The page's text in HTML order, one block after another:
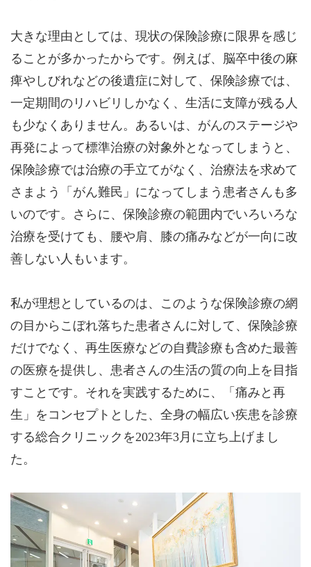
大きな理由としては、現状の保険診療に限界を感じ
ることが多かったからです。例えば、脳卒中後の麻
痺やしびれなどの後遺症に対して、保険診療では、
一定期間のリハビリしかなく、生活に支障が残る人
も少なくありません。あるいは、がんのステージや
再発によって標準治療の対象外となってしまうと、
保険診療では治療の手立てがなく、治療法を求めて
さまよう「がん難民」になってしまう患者さんも多
いのです。さらに、保険診療の範囲内でいろいろな
治療を受けても、腰や肩、膝の痛みなどが一向に改
善しない人もいます。
私が理想としているのは、このような保険診療の網
の目からこぼれ落ちた患者さんに対して、保険診療
だけでなく、再生医療などの自費診療も含めた最善
の医療を提供し、患者さんの生活の質の向上を目指
すことです。それを実践するために、「痛みと再
生」をコンセプトとした、全身の幅広い疾患を診療
する総合クリニックを2023年3月に立ち上げまし
た。